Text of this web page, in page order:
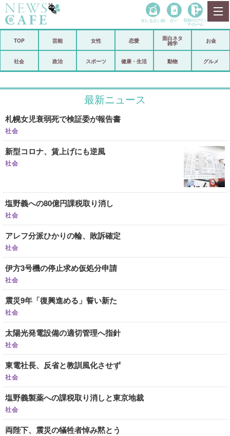
政治
スポーツ
恋愛
コメントポスト アリ／ナシ
登録・ログイン/マイルーム
当たる占い師 占い 登録• ログイン
マイルーム
TOP 芸能 女性 恋愛
面白ネタ
雑学
お金
社会 政治 スポーツ 健康・生活 動物 グルメ
最新ニュース
札幌女児衰弱死で検証委が報告書
社会
新型コロナ、賃上げにも逆風
社会
塩野義への80億円課税取り消し
社会
アレフ分派ひかりの輪、敗訴確定
社会
伊方3号機の停止求め仮処分申請
社会
震災9年「復興進める」誓い新た
社会
太陽光発電設備の適切管理へ指針
社会
東電社長、反省と教訓風化させず
社会
塩野義製薬への課税取り消しと東京地裁
社会
両陛下、震災の犠牲者悼み黙とう